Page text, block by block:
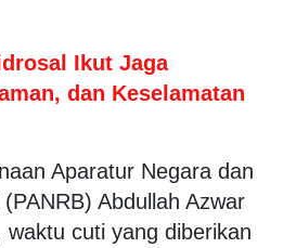
Ikut Jaga
dan Keselamatan
Aparatur Negara dan
Abdullah Azwar
cuti yang diberikan